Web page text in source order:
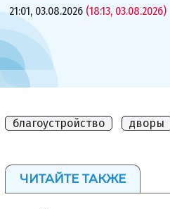
21:01, 03.08.2026 (18:13, 03.08.2026)
благоустройство дворы
ЧИТАЙТЕ ТАКЖЕ